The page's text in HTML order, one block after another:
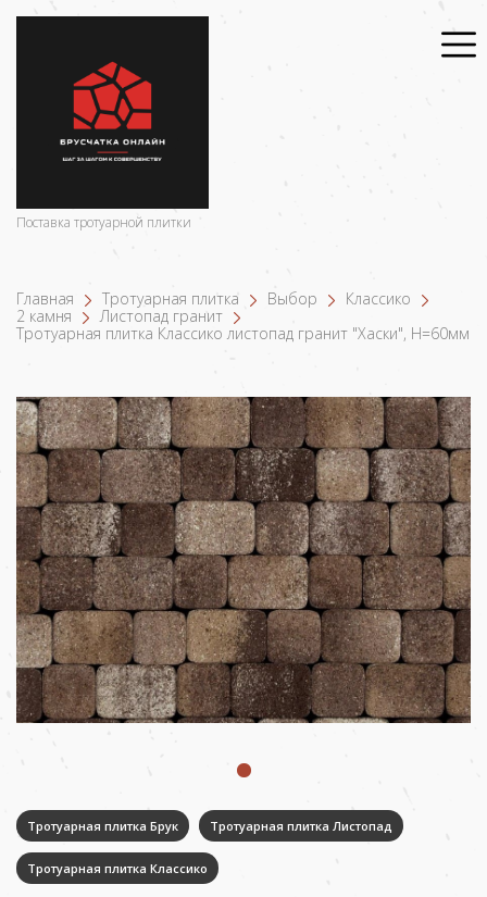
Поставка тротуарной плитки
Главная Тротуарная плитка Выбор
Классико
2 камня
Листопад гранит
Тротуарная плитка Классико листопад гранит "Хаски", Н=60мм
Тротуарная плитка Брук Тротуарная плитка Листопад
Тротуарная плитка Классико